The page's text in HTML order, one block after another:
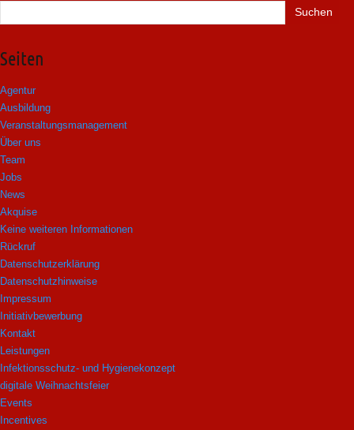
nach:
Seiten
Agentur
Ausbildung
Veranstaltungsmanagement
Über uns
Team
Jobs
News
Akquise
Keine weiteren Informationen
Rückruf
Datenschutzerklärung
Datenschutzhinweise
Impressum
Initiativbewerbung
Kontakt
Leistungen
Infektionsschutz- und Hygienekonzept
digitale Weihnachtsfeier
Events
Incentives